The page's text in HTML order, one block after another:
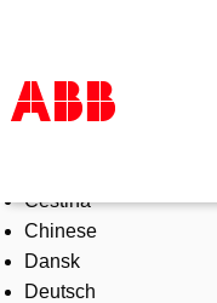
Products & Solutions
Industries
Services
About us
Čeština
Chinese
Dansk
Deutsch